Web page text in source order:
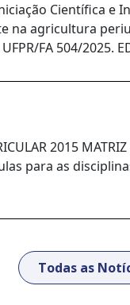
Científica
na agricultura
FA 504/2025.
2015
para as
Todas as